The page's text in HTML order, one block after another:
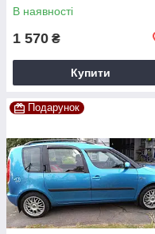
В наявності
1 570 ₴
Купити
Подарунок